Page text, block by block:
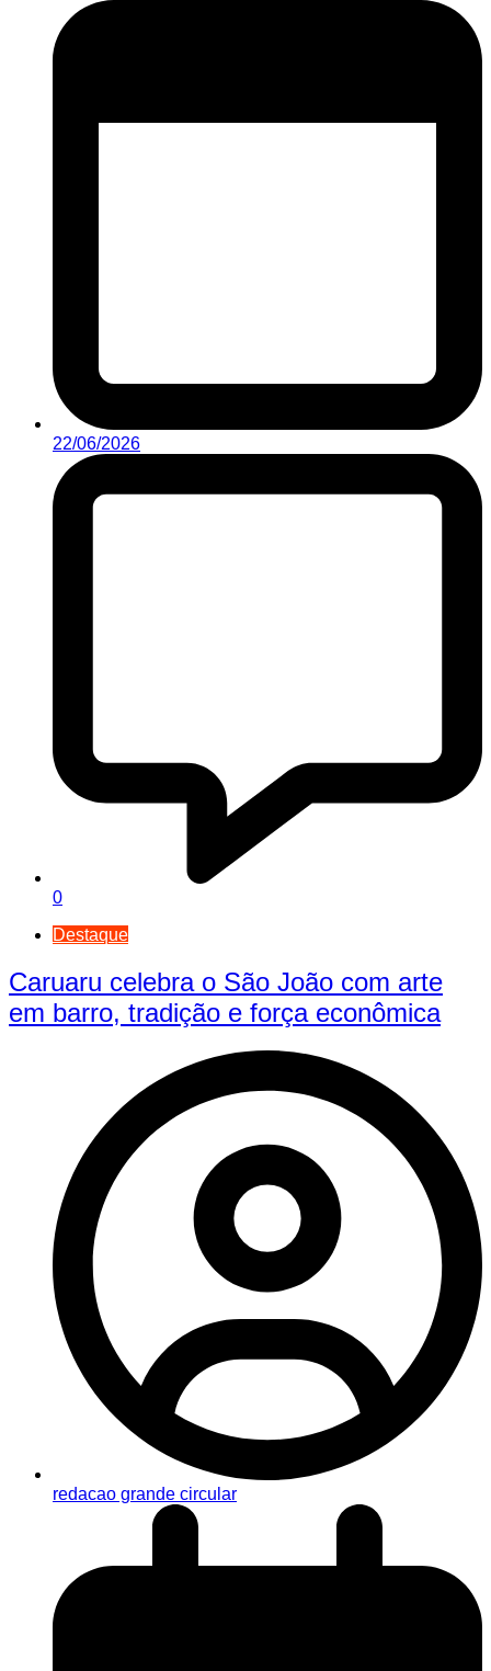
22/06/2026
0
Destaque
Caruaru celebra o São João com arte
em barro, tradição e força econômica
redacao grande circular